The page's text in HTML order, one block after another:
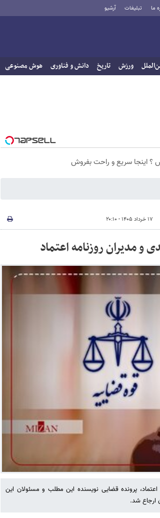
ما تبلیغات آرشیو
ورزش تاریخ دانش و فناوری هوش مصنوعی
؟ اینجا سریع و راحت بفروش
۱۷ خرداد ۱۴۰۵ - ۲۰:۱۰
مدیران روزنامه اعتماد
پرونده قضایی نویسنده این مطلب و مسئولان این
ارجاع شد.